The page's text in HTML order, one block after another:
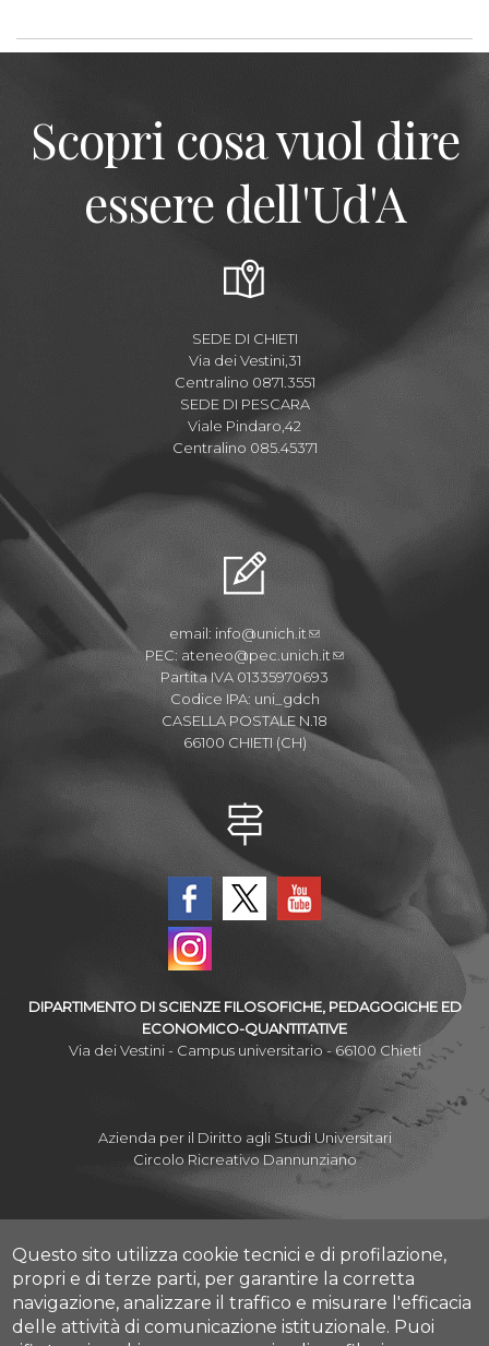
Scopri cosa vuol dire
essere dell'Ud'A
SEDE DI CHIETI
Via dei Vestini,31
Centralino 0871.3551
SEDE DI PESCARA
Viale Pindaro,42
Centralino 085.45371
email: info@unich.it
PEC: ateneo@pec.unich.it
Partita IVA 01335970693
Codice IPA: uni_gdch
CASELLA POSTALE N.18
66100 CHIETI (CH)
DIPARTIMENTO DI SCIENZE FILOSOFICHE, PEDAGOGICHE ED
ECONOMICO-QUANTITATIVE
Via dei Vestini - Campus universitario - 66100 Chieti
Azienda per il Diritto agli Studi Universitari
Circolo Ricreativo Dannunziano
Albo Pretorio Online
Amministrazione Trasparente
Mettiamoci la Faccia
Fatturazione elettronica
Questo sito utilizza cookie tecnici e di profilazione,
propri e di terze parti, per garantire la corretta
navigazione, analizzare il traffico e misurare l'efficacia
delle attività di comunicazione istituzionale. Puoi